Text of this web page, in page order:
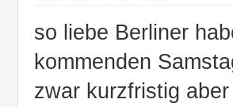
so liebe Berliner
kommenden
zwar kurzfristig